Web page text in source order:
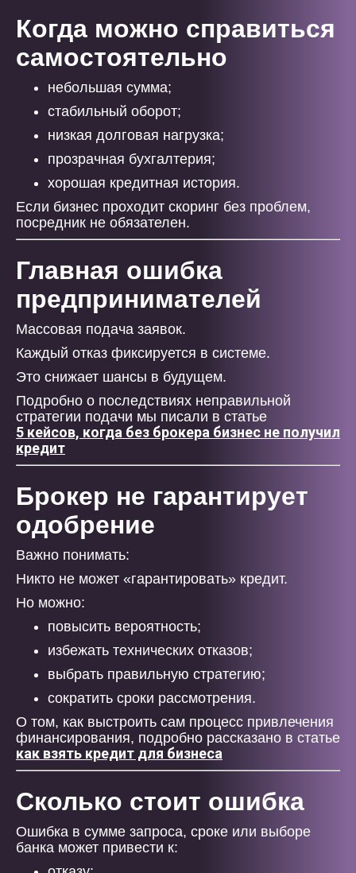
Когда можно справиться
самостоятельно
небольшая сумма;
стабильный оборот;
низкая долговая нагрузка;
прозрачная бухгалтерия;
хорошая кредитная история.
Если бизнес проходит скоринг без проблем,
посредник не обязателен.
Главная ошибка
предпринимателей
Массовая подача заявок.
Каждый отказ фиксируется в системе.
Это снижает шансы в будущем.
Подробно о последствиях неправильной
стратегии подачи мы писали в статье
5 кейсов, когда без брокера бизнес не получил
кредит
Брокер не гарантирует
одобрение
Важно понимать:
Никто не может «гарантировать» кредит.
Но можно:
повысить вероятность;
избежать технических отказов;
выбрать правильную стратегию;
сократить сроки рассмотрения.
О том, как выстроить сам процесс привлечения
финансирования, подробно рассказано в статье
как взять кредит для бизнеса
Сколько стоит ошибка
Ошибка в сумме запроса, сроке или выборе
банка может привести к: